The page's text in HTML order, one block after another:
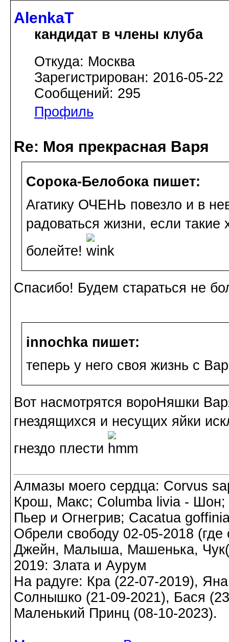
AlenkaT
кандидат в члены клуба
Откуда: Москва
Зарегистрирован: 2016-05-22
Сообщений: 295
Профиль
Re: Моя прекрасная Варя
Сорока-Белобока пишет:
Агатику ОЧЕНЬ повезло и в
радоваться жизни, если
болейте!
Спасибо! Будем стараться не
innochka пишет:
теперь у него своя жизнь с
Вот насмотрятся вороНяшки
гнездящихся и несущих яйки
гнездо плести
Алмазы моего сердца: Corvus
Крош, Макс; Columba livia -
Пьер и Огнегрив; Cacatua
Обрели свободу 02-05-2018
Джейн, Малыша, Машенька,
2019: Злата и Аурум
На радуге: Кра (22-07-2019),
Солнышко (21-09-2021), Бася
Маленький Принц (08-10-2023).